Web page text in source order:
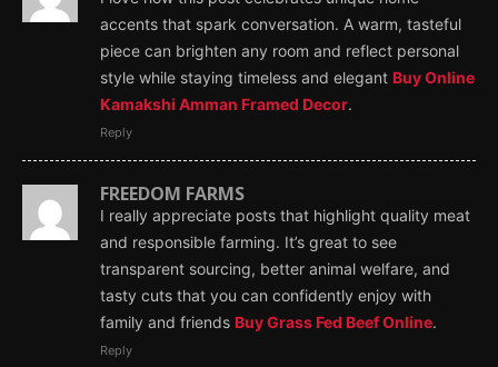
accents that spark conversation. A warm, tasteful
piece can brighten any room and reflect personal
style while staying timeless and elegant Buy Online
Kamakshi Amman Framed Decor.
Reply
FREEDOM FARMS
I really appreciate posts that highlight quality meat
and responsible farming. It’s great to see
transparent sourcing, better animal welfare, and
tasty cuts that you can confidently enjoy with
family and friends Buy Grass Fed Beef Online.
Reply